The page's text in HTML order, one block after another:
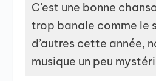
C’est une bonne
trop banale comme le
d’autres cette année,
musique un peu